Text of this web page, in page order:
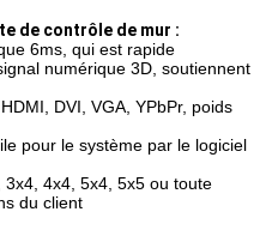
de contrôle de mur :
6ms, qui est rapide
numérique 3D, soutiennent
DVI, VGA, YPbPr, poids
pour le système par le logiciel
4x4, 5x4, 5x5 ou toute
du client